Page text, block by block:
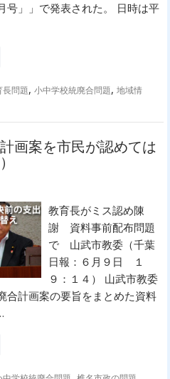
号」」で発表された。 日時は平
長問題,小中学校統廃合問題,地域情
画案を市民が認めては
教育長がミス認め陳
謝 資料事前配布問題
で 山武市教委（千葉
日報：６月９日 １
９：１４） 山武市教委
合計画案の要旨をまとめた資料